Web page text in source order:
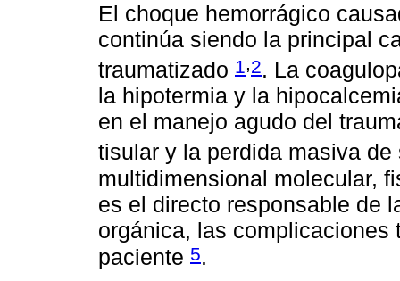
El choque hemorrágico
continúa siendo la principal
traumatizado 1,2. La
la hipotermia y la
en el manejo agudo del
tisular y la perdida masiva
multidimensional molecular,
es el directo responsable de
orgánica, las
paciente 5.